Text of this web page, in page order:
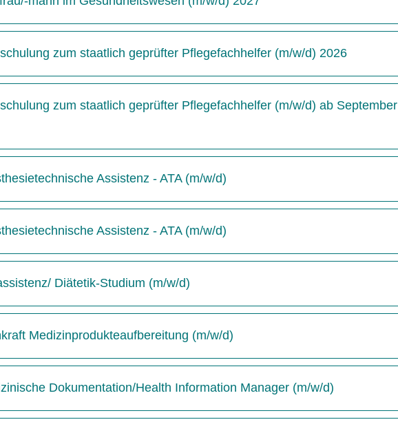
zum staatlich geprüfter Pflegefachhelfer (m/w/d) 2026
zum staatlich geprüfter Pflegefachhelfer (m/w/d) ab September
Assistenz - ATA (m/w/d)
Assistenz - ATA (m/w/d)
Diätetik-Studium (m/w/d)
Medizinprodukteaufbereitung (m/w/d)
Dokumentation/Health Information Manager (m/w/d)